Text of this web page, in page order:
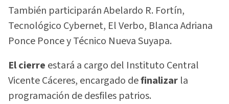
También participarán Abelardo R. Fortín,
Tecnológico Cybernet, El Verbo, Blanca Adriana
Ponce Ponce y Técnico Nueva Suyapa.
El cierre estará a cargo del Instituto Central
Vicente Cáceres, encargado definalizar la
programación de desfiles patrios.